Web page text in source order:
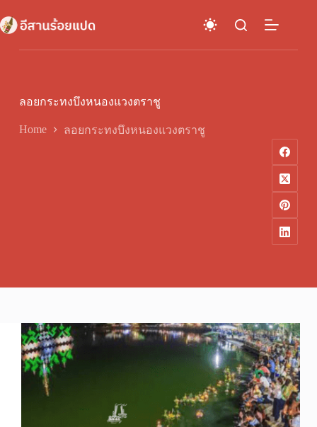
to
content
ลอยกระทงบึงหนองแวงตราชู
Home ลอยกระทงบึงหนองแวงตราชู